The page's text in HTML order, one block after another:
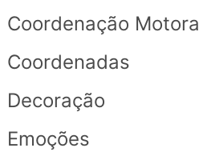
Coordenação Motora
Coordenadas
Decoração
Emoções